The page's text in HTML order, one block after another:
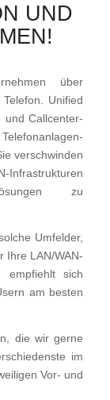
UND
über
Unified
und Callcenter-
verschwinden
Infrastrukturen
zu
Umfelder,
Ihre LAN/WAN-
empfiehlt sich
am besten
die wir gerne
im
Vor- und